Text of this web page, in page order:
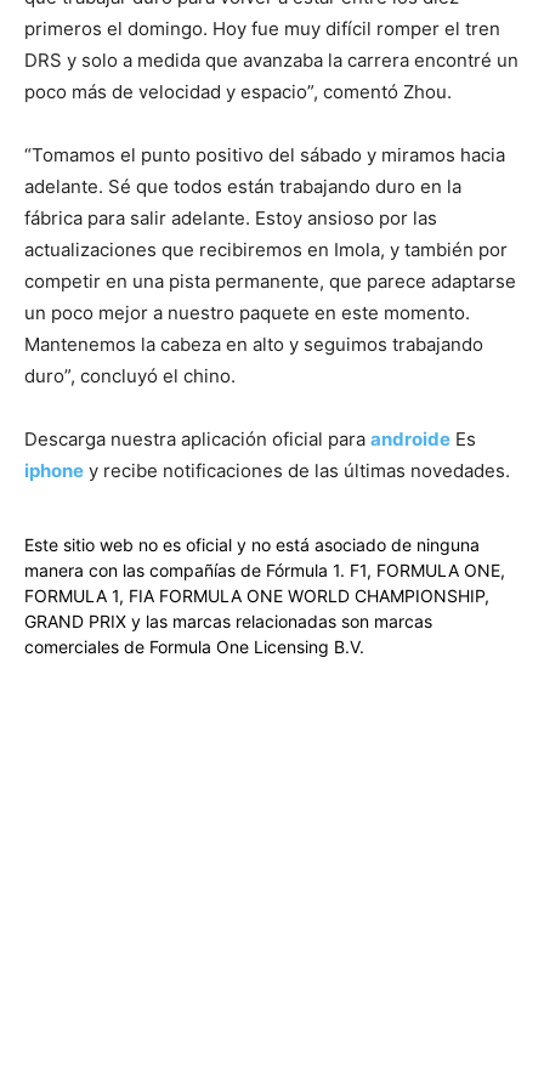
primeros el domingo. Hoy fue muy difícil romper el tren
DRS y solo a medida que avanzaba la carrera encontré un
poco más de velocidad y espacio”, comentó Zhou.
“Tomamos el punto positivo del sábado y miramos hacia
adelante. Sé que todos están trabajando duro en la
fábrica para salir adelante. Estoy ansioso por las
actualizaciones que recibiremos en Imola, y también por
competir en una pista permanente, que parece adaptarse
un poco mejor a nuestro paquete en este momento.
Mantenemos la cabeza en alto y seguimos trabajando
duro”, concluyó el chino.
Descarga nuestra aplicación oficial para androide Es
iphone y recibe notificaciones de las últimas novedades.
Este sitio web no es oficial y no está asociado de ninguna
manera con las compañías de Fórmula 1. F1, FORMULA ONE,
FORMULA 1, FIA FORMULA ONE WORLD CHAMPIONSHIP,
GRAND PRIX y las marcas relacionadas son marcas
comerciales de Formula One Licensing B.V.